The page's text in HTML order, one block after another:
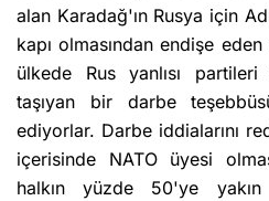
alan Karadağ'ın Rusya için
kapı olmasından endişe eden
ülkede Rus yanlısı
taşıyan bir darbe
ediyorlar. Darbe iddialarını
içerisinde NATO üyesi
halkın yüzde 50'ye yakın